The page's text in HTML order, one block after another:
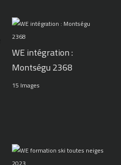
WE intégration :
Montségu 2368
15 Images